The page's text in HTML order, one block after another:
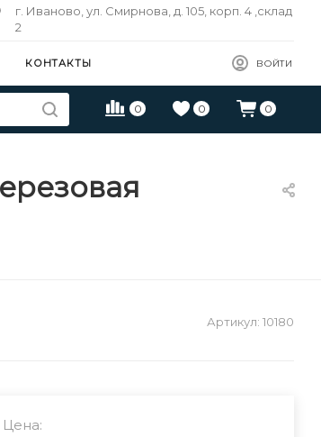
г. Иваново, ул. Смирнова, д. 105, корп. 4 ,склад
2
ВОЙТИ
КОНТАКТЫ
0 0 0
Артикул: 10180
Цена: